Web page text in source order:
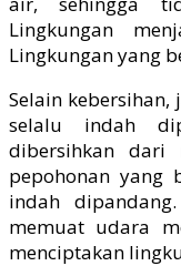
Lingkungan
Lingkungan yang
Selain
selalu indah
dibersihkan
pepohonan yang
indah
memuat udara
menciptakan